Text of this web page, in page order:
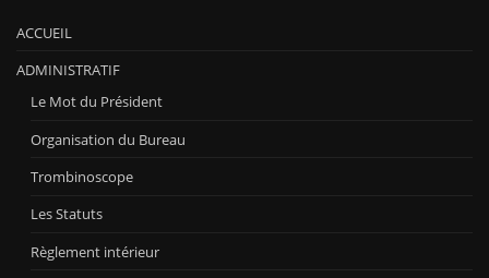
ACCUEIL
ADMINISTRATIF
Le Mot du Président
Organisation du Bureau
Trombinoscope
Les Statuts
Règlement intérieur